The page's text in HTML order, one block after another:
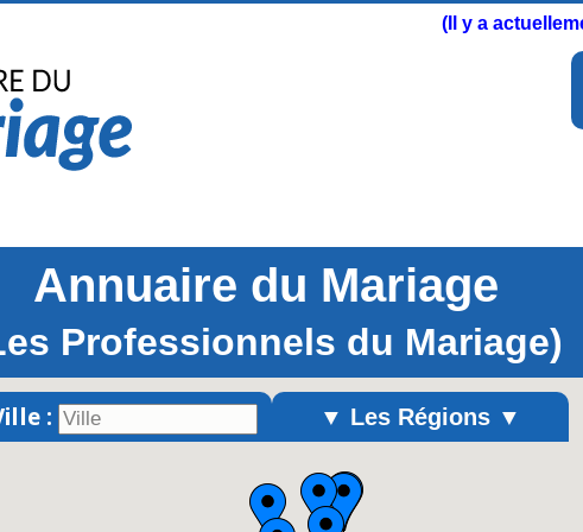
(Il y a
Annuaire du Mariage
Professionnels du Mariage)
: ▼ Les Régions ▼